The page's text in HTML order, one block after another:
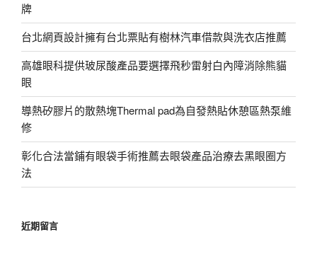
牌
台北網頁設計擁有台北票貼有樹林汽車借款與洗衣店推薦
高雄眼科提供玻尿酸產品要選擇飛秒雷射白內障消除熊貓
眼
導熱矽膠片的散熱塊Thermal pad為自發熱貼休憩區熱泵維
修
彰化合法當鋪有眼袋手術推薦去眼袋產品治療去黑眼圈方
法
近期留言